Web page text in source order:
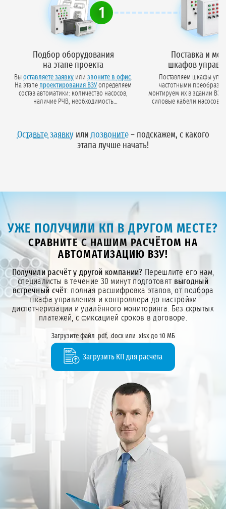
1
Подбор оборудования
на этапе проекта
Вы оставляете заявку или звоните в офис.
На этапе проектирования ВЗУ определяем
состав автоматики: количество насосов,
наличие РЧВ, необходимость
Поставка и
шкафов
Поставляем шкафы
частотными
монтируем их в здании
силовые кабели насосов,
Оставьте заявкуили позвоните– подскажем, с какого
этапа лучше начать!
УЖЕ ПОЛУЧИЛИ КП В ДРУГОМ МЕСТЕ?
СРАВНИТЕ С НАШИМ РАСЧЁТОМ НА
АВТОМАТИЗАЦИЮ ВЗУ!
Получили расчёт у другой компании? Перешлите его нам,
специалисты в течение 30 минут подготовят выгодный
встречный счёт: полная расшифровка этапов, от подбора
шкафа управления и контроллера до настройки
диспетчеризации и удалённого мониторинга. Без скрытых
платежей, с фиксацией сроков в договоре.
Загрузите файл .pdf, .docx или .xlsx до 10 МБ
Загрузить КП для расчёта